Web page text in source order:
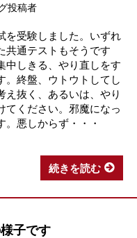
投稿者
受験しました。いずれ
共通テストもそうです
中しきる、やり直しをす
。終盤、ウトウトしてし
え抜く、あるいは、やり
てください。邪魔になっ
。悪しからず・・・
続きを読む
子です